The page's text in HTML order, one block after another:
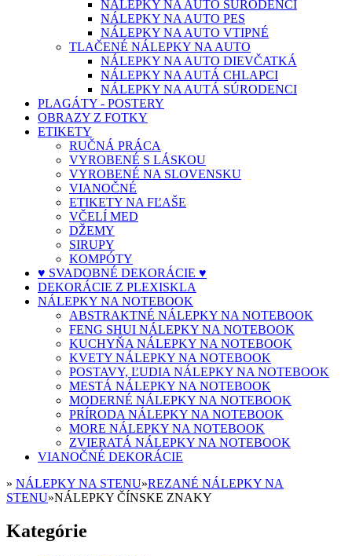
NÁLEPKY NA AUTO SÚRODENCI
NÁLEPKY NA AUTO PES
NÁLEPKY NA AUTO VTIPNÉ
TLAČENÉ NÁLEPKY NA AUTO
NÁLEPKY NA AUTO DIEVČATKÁ
NÁLEPKY NA AUTÁ CHLAPCI
NÁLEPKY NA AUTÁ SÚRODENCI
PLAGÁTY - POSTERY
OBRAZY Z FOTKY
ETIKETY
RUČNÁ PRÁCA
VYROBENÉ S LÁSKOU
VYROBENÉ NA SLOVENSKU
VIANOČNÉ
ETIKETY NA FĽAŠE
VČELÍ MED
DŽEMY
SIRUPY
KOMPÓTY
♥ SVADOBNÉ DEKORÁCIE ♥
DEKORÁCIE Z PLEXISKLA
NÁLEPKY NA NOTEBOOK
ABSTRAKTNÉ NÁLEPKY NA NOTEBOOK
FENG SHUI NÁLEPKY NA NOTEBOOK
KUCHYŇA NÁLEPKY NA NOTEBOOK
KVETY NÁLEPKY NA NOTEBOOK
POSTAVY, ĽUDIA NÁLEPKY NA NOTEBOOK
MESTÁ NÁLEPKY NA NOTEBOOK
MODERNÉ NÁLEPKY NA NOTEBOOK
PRÍRODA NÁLEPKY NA NOTEBOOK
MORE NÁLEPKY NA NOTEBOOK
ZVIERATÁ NÁLEPKY NA NOTEBOOK
VIANOČNÉ DEKORÁCIE
» NÁLEPKY NA STENU»REZANÉ NÁLEPKY NA
STENU»NÁLEPKY ČÍNSKE ZNAKY
Kategórie